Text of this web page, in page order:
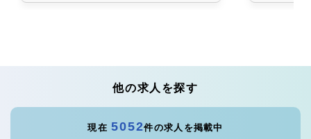
他の求人を探す
現在5052件の求人を掲載中